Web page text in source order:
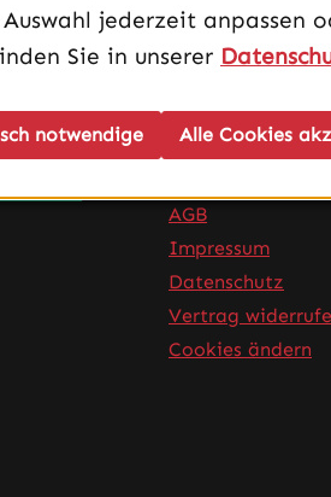
AGB
Impressum
Datenschutz
Vertrag
Cookies ändern
jederzeit anpassen
Sie in unserer
notwendige Alle Cookies